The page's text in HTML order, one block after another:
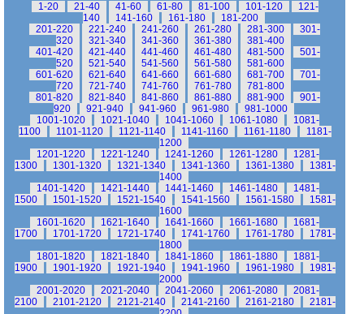
1-20 21-40 41-60 61-80 81-100 101-120
121-
140
141-160 161-180
181-200
201-220
221-240 241-260 261-280 281-300
301-
320
321-340 341-360 361-380
381-400
401-420
421-440 441-460 461-480 481-500
501-
520
521-540 541-560 561-580
581-600
601-620
621-640 641-660 661-680 681-700
701-
720
721-740 741-760 761-780
781-800
801-820
821-840 841-860 861-880 881-900
901-
920
921-940 941-960 961-980
981-1000
1001-1020
1021-1040 1041-1060 1061-1080
1081-
1100
1101-1120 1121-1140 1141-1160 1161-1180
1181-
1200
1201-1220
1221-1240 1241-1260 1261-1280
1281-
1300
1301-1320 1321-1340 1341-1360 1361-1380
1381-
1400
1401-1420
1421-1440 1441-1460 1461-1480
1481-
1500
1501-1520 1521-1540 1541-1560 1561-1580
1581-
1600
1601-1620
1621-1640 1641-1660 1661-1680
1681-
1700
1701-1720 1721-1740 1741-1760 1761-1780
1781-
1800
1801-1820
1821-1840 1841-1860 1861-1880
1881-
1900
1901-1920 1921-1940 1941-1960 1961-1980
1981-
2000
2001-2020
2021-2040 2041-2060 2061-2080
2081-
2100
2101-2120 2121-2140 2141-2160 2161-2180
2181-